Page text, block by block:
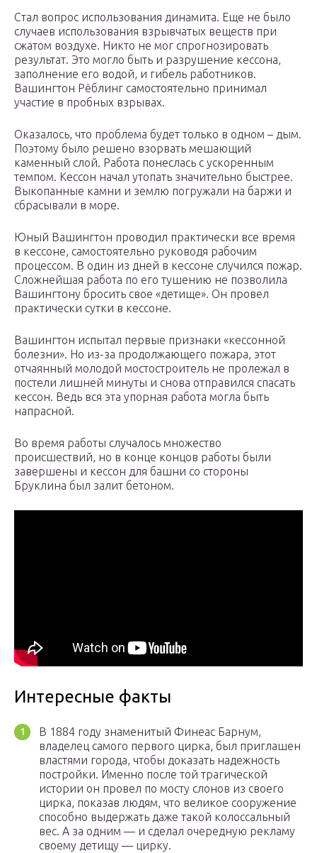
Стал вопрос использования динамита. Еще не было
случаев использования взрывчатых веществ при
сжатом воздухе. Никто не мог спрогнозировать
результат. Это могло быть и разрушение кессона,
заполнение его водой, и гибель работников.
Вашингтон Рёблинг самостоятельно принимал
участие в пробных взрывах.
Оказалось, что проблема будет только в одном – дым.
Поэтому было решено взорвать мешающий
каменный слой. Работа понеслась с ускоренным
темпом. Кессон начал утопать значительно быстрее.
Выкопанные камни и землю погружали на баржи и
сбрасывали в море.
Юный Вашингтон проводил практически все время
в кессоне, самостоятельно руководя рабочим
процессом. В один из дней в кессоне случился пожар.
Сложнейшая работа по его тушению не позволила
Вашингтону бросить свое «детище». Он провел
практически сутки в кессоне.
Вашингтон испытал первые признаки «кессонной
болезни». Но из-за продолжающего пожара, этот
отчаянный молодой мостостроитель не пролежал в
постели лишней минуты и снова отправился спасать
кессон. Ведь вся эта упорная работа могла быть
напрасной.
Во время работы случалось множество
происшествий, но в конце концов работы были
завершены и кессон для башни со стороны
Бруклина был залит бетоном.
Интересные факты
В 1884 году знаменитый Финеас Барнум,
владелец самого первого цирка, был приглашен
властями города, чтобы доказать надежность
постройки. Именно после той трагической
истории он провел по мосту слонов из своего
цирка, показав людям, что великое сооружение
способно выдержать даже такой колоссальный
вес. А за одним — и сделал очередную рекламу
своему детищу — цирку.